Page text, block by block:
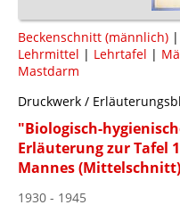
Beckenschnitt (männlich) |
Lehrmittel | Lehrtafel |
Mastdarm
Druckwerk /
"Biologisch-
Erläuterung zur Tafel
Mannes
1930 - 1945